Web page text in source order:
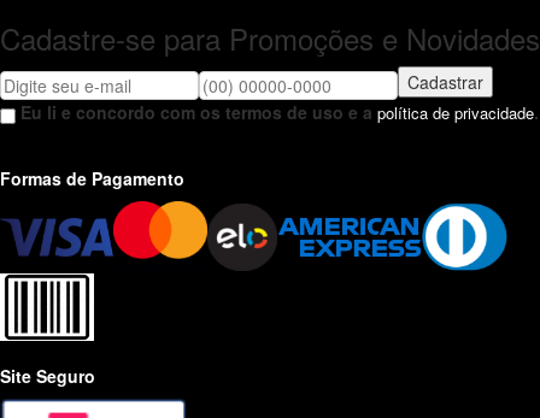
Cadastre-se para Promoções e Novidades
Cadastrar
Eu li e concordo com os termos de uso e a política de privacidade.
Formas de Pagamento
Site Seguro